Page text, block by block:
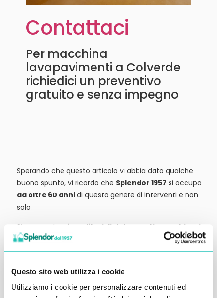
Questo sito web utilizza i cookie
Utilizziamo i cookie per personalizzare contenuti ed
Contattaci
Per macchina
lavapavimenti a Colverde
richiedici un preventivo
gratuito e senza impegno
Sperando che questo articolo vi abbia dato qualche
buono spunto, vi ricordo che Splendor 1957 si occupa
da oltre 60 anni di questo genere di interventi e non
solo.
Siamo anche
rivenditori di detergenti, macchinari
ed attrezzature:
tutto ciò che potrebbe servirvi,
potete trovarlo in vendita presso la nostra sede.
Contattateci qui per preventivi o anche solo per
richiedere qualche informazione.
Ci vediamo al prossimo articolo.